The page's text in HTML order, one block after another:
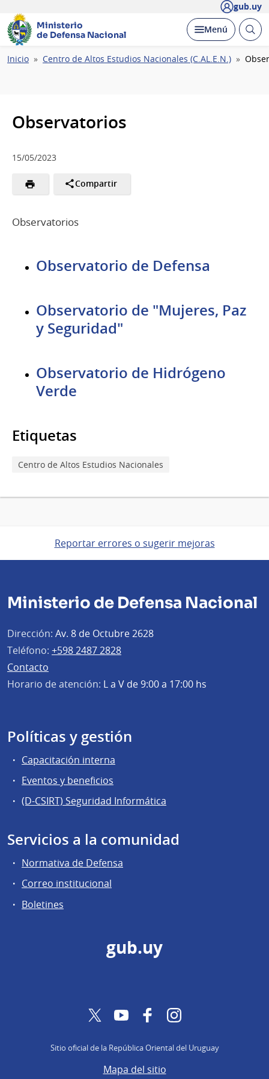
gub.uy
Ministerio
de Defensa Nacional
Desplegar
Menú Abrir
Ruta
Inicio Centro de Altos Estudios Nacionales (C.AL.E.N.)
Observatorios
15/05/2023
Compartir
Observatorios
Observatorio de Defensa
Observatorio de "Mujeres, Paz
y Seguridad"
Observatorio de Hidrógeno
Verde
Etiquetas
Centro de Altos Estudios Nacionales
Reportar errores o sugerir mejoras
Ministerio de Defensa Nacional
Dirección: Av. 8 de Octubre 2628
Teléfono: +598 2487 2828
Contacto
Horario de atención: L a V de 9:00 a 17:00 hs
Políticas y gestión
Capacitación interna
Eventos y beneficios
(D-CSIRT) Seguridad Informática
Servicios a la comunidad
Normativa de Defensa
Correo institucional
Boletines
gub.uy
TwitterYouTubeFacebookInstagram
Sitio oficial de la República Oriental del Uruguay
Mapa del sitio